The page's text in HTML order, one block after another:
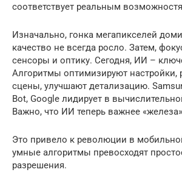
соответствует реальным
Изначально, гонка мегапикселей
качество не всегда росло. Затем,
сенсоры и оптику. Сегодня, ИИ –
Алгоритмы оптимизируют настройки,
сцены, улучшают детализацию.
Bot, Google лидирует в
Важно, что ИИ теперь важнее
Это привело к революции в
умные алгоритмы превосходят
разрешения.